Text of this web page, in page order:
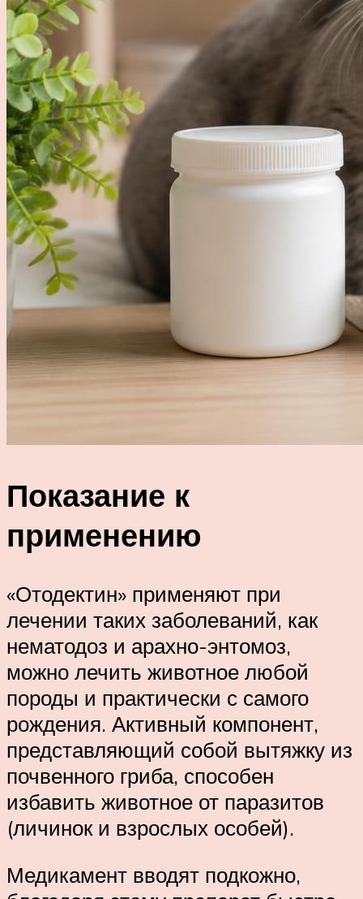
Показание к
применению
«Отодектин» применяют при
лечении таких заболеваний, как
нематодоз и арахно-энтомоз,
можно лечить животное любой
породы и практически с самого
рождения. Активный компонент,
представляющий собой вытяжку из
почвенного гриба, способен
избавить животное от паразитов
(личинок и взрослых особей).
Медикамент вводят подкожно,